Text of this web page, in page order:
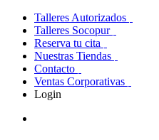
Talleres Autorizados
Talleres Socopur
Reserva tu cita
Nuestras Tiendas
Contacto
Ventas Corporativas
Login